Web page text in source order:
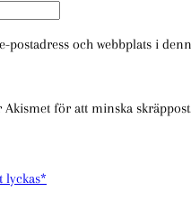
och webbplats i
för att minska
lyckas*